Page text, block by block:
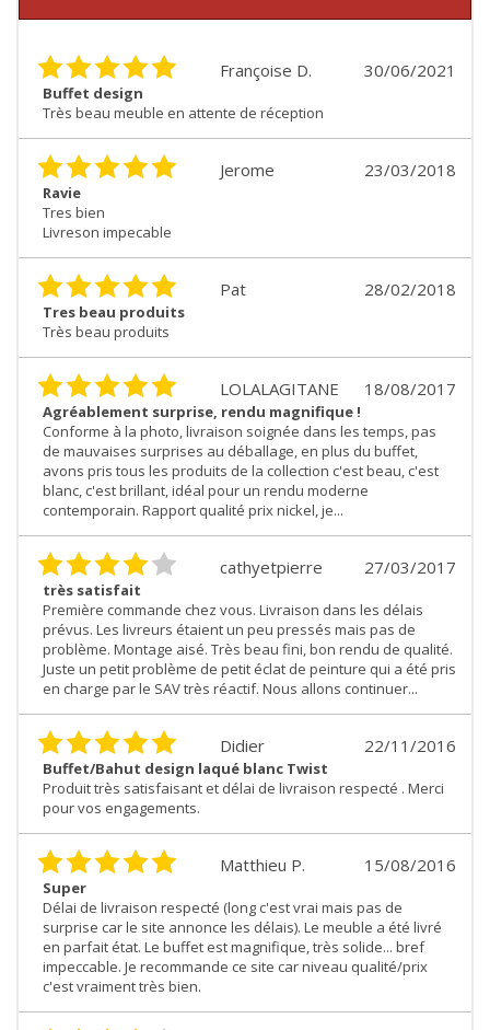
30/06/2021
Françoise D.
Buffet design
Très beau meuble en attente de réception
23/03/2018
Jerome
Ravie
Tres bien
Livreson impecable
28/02/2018
Pat
Tres beau produits
Très beau produits
18/08/2017
LOLALAGITANE
Agréablement surprise, rendu magnifique !
Conforme à la photo, livraison soignée dans les temps, pas
de mauvaises surprises au déballage, en plus du buffet,
avons pris tous les produits de la collection c'est beau, c'est
blanc, c'est brillant, idéal pour un rendu moderne
contemporain. Rapport qualité prix nickel, je...
27/03/2017
cathyetpierre
très satisfait
Première commande chez vous. Livraison dans les délais
prévus. Les livreurs étaient un peu pressés mais pas de
problème. Montage aisé. Très beau fini, bon rendu de qualité.
Juste un petit problème de petit éclat de peinture qui a été pris
en charge par le SAV très réactif. Nous allons continuer...
22/11/2016
Didier
Buffet/Bahut design laqué blanc Twist
Produit très satisfaisant et délai de livraison respecté . Merci
pour vos engagements.
15/08/2016
Matthieu P.
Super
Délai de livraison respecté (long c'est vrai mais pas de
surprise car le site annonce les délais). Le meuble a été livré
en parfait état. Le buffet est magnifique, très solide... bref
impeccable. Je recommande ce site car niveau qualité/prix
c'est vraiment très bien.